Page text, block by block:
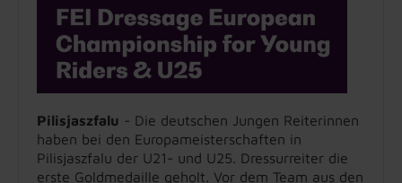
Pilisjaszfalu - Die deutschen Jungen Reiterinnen
haben bei den Europameisterschaften in
Pilisjaszfalu der U21- und U25. Dressurreiter die
erste Goldmedaille geholt. Vor dem Team aus den